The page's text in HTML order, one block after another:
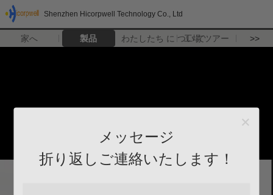
Shenzhen Hicorpwell Technology Co., Ltd
家へ 製品 わたしたち に つい て工場 ツアー >>
メッセージ
折り返しご連絡いたします！